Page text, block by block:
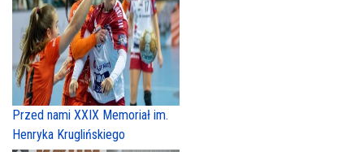
Przed nami XXIX Memoriał im.
Henryka Kruglińskiego